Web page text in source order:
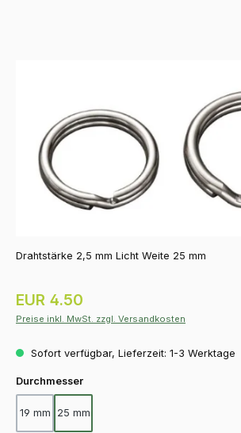
Drahtstärke 2,5 mm Licht Weite 25 mm
Regulärer Preis:
EUR 4.50
Preise inkl. MwSt. zzgl. Versandkosten
Sofort verfügbar, Lieferzeit: 1-3 Werktage
Durchmesserauswählen
19 mm 25 mm